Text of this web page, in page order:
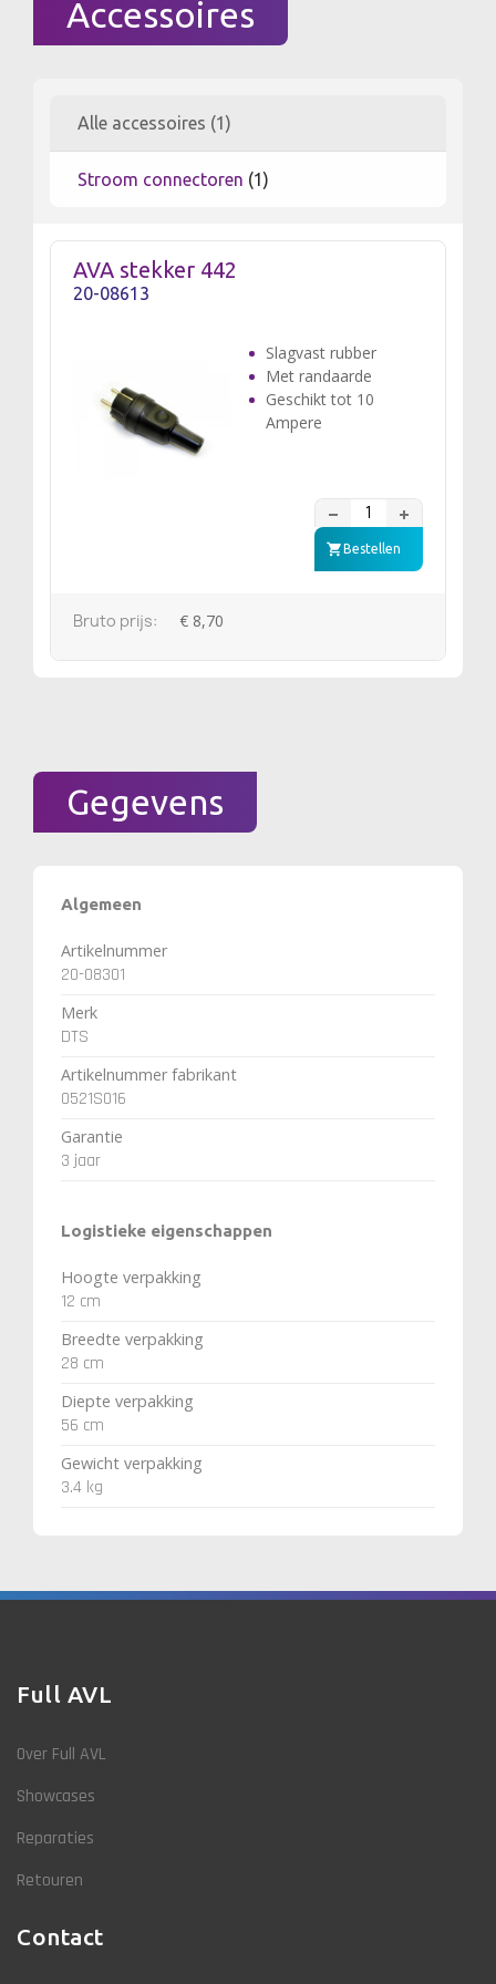
Accessoires
Alle accessoires (1)
Stroom connectoren (1)
AVA stekker 442
20-08613
Slagvast rubber
Met randaarde
Geschikt tot 10
Ampere
Bestellen
Bruto prijs: € 8,70
Gegevens
Algemeen
Artikelnummer
20-08301
Merk
DTS
Artikelnummer fabrikant
0521S016
Garantie
3 jaar
Logistieke eigenschappen
Hoogte verpakking
12 cm
Breedte verpakking
28 cm
Diepte verpakking
56 cm
Gewicht verpakking
3.4 kg
Full AVL
Over Full AVL
Showcases
Reparaties
Retouren
Contact